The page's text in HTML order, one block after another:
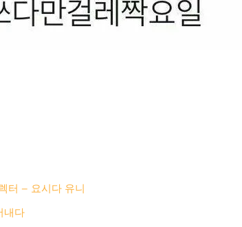
터 – 요시다 유니
내다